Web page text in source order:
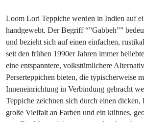
Loom Lori Teppiche werden in Indien auf
handgewebt. Der Begriff “”Gabbeh””
und bezieht sich auf einen einfachen,
seit den frühen 1990er Jahren immer
eine entspanntere, volkstümlichere
Perserteppichen bieten, die typischerweise
Inneneinrichtung in Verbindung gebracht
Teppiche zeichnen sich durch einen dicken,
große Vielfalt an Farben und ein kühnes,